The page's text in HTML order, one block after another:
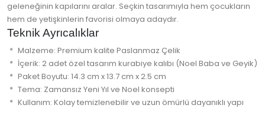
geleneğinin kapılarını aralar. Seçkin tasarımıyla hem çocukların
hem de yetişkinlerin favorisi olmaya adaydır.
Teknik Ayrıcalıklar
Malzeme: Premium kalite Paslanmaz Çelik
İçerik: 2 adet özel tasarım kurabiye kalıbı (Noel Baba ve Geyik)
Paket Boyutu: 14.3 cm x 13.7 cm x 2.5 cm
Tema: Zamansız Yeni Yıl ve Noel konsepti
Kullanım: Kolay temizlenebilir ve uzun ömürlü dayanıklı yapı